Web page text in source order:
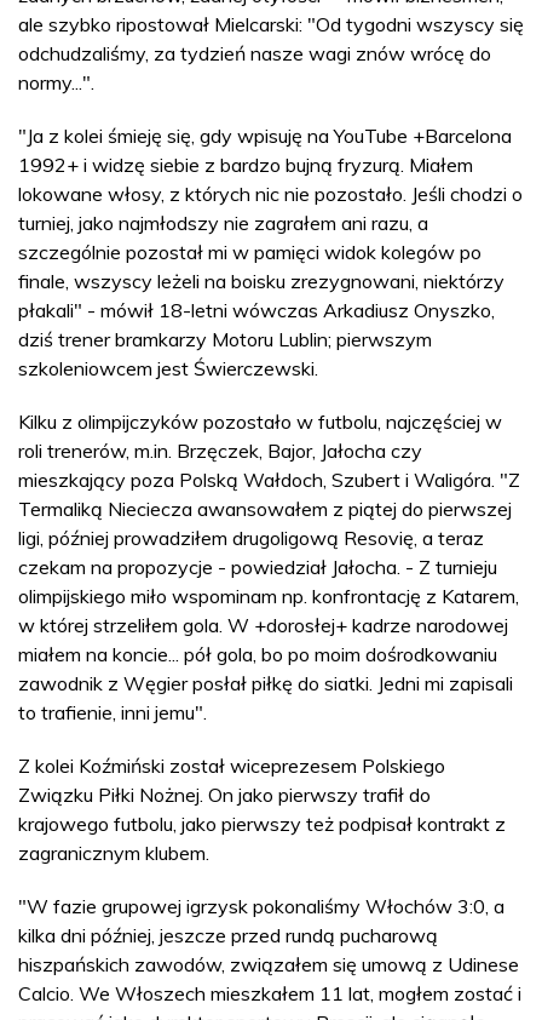
ale szybko ripostował Mielcarski: "Od tygodni wszyscy się
odchudzaliśmy, za tydzień nasze wagi znów wrócę do
normy...".
"Ja z kolei śmieję się, gdy wpisuję na YouTube +Barcelona
1992+ i widzę siebie z bardzo bujną fryzurą. Miałem
lokowane włosy, z których nic nie pozostało. Jeśli chodzi o
turniej, jako najmłodszy nie zagrałem ani razu, a
szczególnie pozostał mi w pamięci widok kolegów po
finale, wszyscy leżeli na boisku zrezygnowani, niektórzy
płakali" - mówił 18-letni wówczas Arkadiusz Onyszko,
dziś trener bramkarzy Motoru Lublin; pierwszym
szkoleniowcem jest Świerczewski.
Kilku z olimpijczyków pozostało w futbolu, najczęściej w
roli trenerów, m.in. Brzęczek, Bajor, Jałocha czy
mieszkający poza Polską Wałdoch, Szubert i Waligóra. "Z
Termaliką Nieciecza awansowałem z piątej do pierwszej
ligi, później prowadziłem drugoligową Resovię, a teraz
czekam na propozycje - powiedział Jałocha. - Z turnieju
olimpijskiego miło wspominam np. konfrontację z Katarem,
w której strzeliłem gola. W +dorosłej+ kadrze narodowej
miałem na koncie... pół gola, bo po moim dośrodkowaniu
zawodnik z Węgier posłał piłkę do siatki. Jedni mi zapisali
to trafienie, inni jemu".
Z kolei Koźmiński został wiceprezesem Polskiego
Związku Piłki Nożnej. On jako pierwszy trafił do
krajowego futbolu, jako pierwszy też podpisał kontrakt z
zagranicznym klubem.
"W fazie grupowej igrzysk pokonaliśmy Włochów 3:0, a
kilka dni później, jeszcze przed rundą pucharową
hiszpańskich zawodów, związałem się umową z Udinese
Calcio. We Włoszech mieszkałem 11 lat, mogłem zostać i